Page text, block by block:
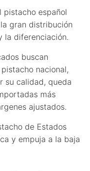
pistacho español
gran distribución
la diferenciación.
buscan
nacional,
su calidad, queda
más
ajustados.
de Estados
y empuja a la baja